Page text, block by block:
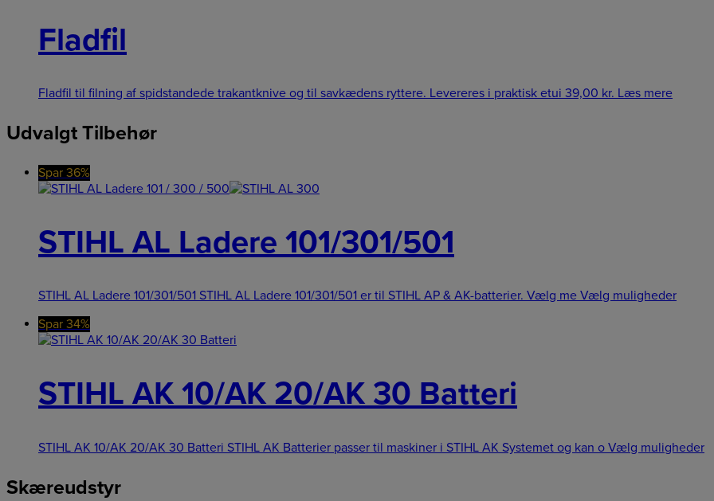
Fladfil
Fladfil til filning af spidstandede trakantknive og til savkædens ryttere. Levereres i praktisk etui 39,00 kr. Læs mere
Udvalgt Tilbehør
Spar 36%
STIHL AL Ladere 101/301/501
STIHL AL Ladere 101/301/501 STIHL AL Ladere 101/301/501 er til STIHL AP & AK-batterier. Vælg me Vælg muligheder
Spar 34%
STIHL AK 10/AK 20/AK 30 Batteri
STIHL AK 10/AK 20/AK 30 Batteri STIHL AK Batterier passer til maskiner i STIHL AK Systemet og kan o Vælg muligheder
Skæreudstyr